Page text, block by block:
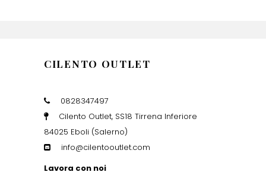
CILENTO OUTLET
0828347497
Cilento Outlet, SS18 Tirrena Inferiore
84025 Eboli (Salerno)
info@cilentooutlet.com
Lavora con noi